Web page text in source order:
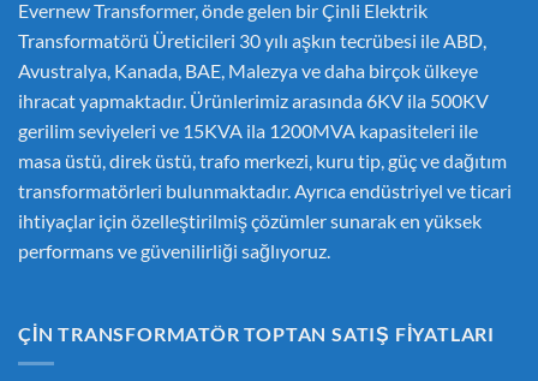
Evernew Transformer, önde gelen birÇinli Elektrik
Transformatörü Üreticileri 30 yılı aşkın tecrübesi ile ABD,
Avustralya, Kanada, BAE, Malezya ve daha birçok ülkeye
ihracat yapmaktadır. Ürünlerimiz arasında 6KV ila 500KV
gerilim seviyeleri ve 15KVA ila 1200MVA kapasiteleri ile
masa üstü, direk üstü, trafo merkezi, kuru tip, güç ve dağıtım
transformatörleri bulunmaktadır. Ayrıca endüstriyel ve ticari
ihtiyaçlar için özelleştirilmiş çözümler sunarak en yüksek
performans ve güvenilirliği sağlıyoruz.
ÇIN TRANSFORMATÖR TOPTAN SATIŞ FIYATLARI